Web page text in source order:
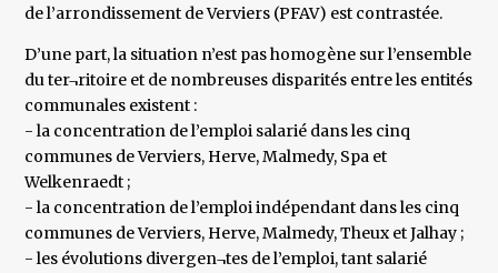
de l’arrondissement de Verviers (PFAV) est contrastée.
D’une part, la situation n’est pas homogène sur l’ensemble
du ter¬ritoire et de nombreuses disparités entre les entités
communales existent :
- la concentration de l’emploi salarié dans les cinq
communes de Verviers, Herve, Malmedy, Spa et
Welkenraedt ;
- la concentration de l’emploi indépendant dans les cinq
communes de Verviers, Herve, Malmedy, Theux et Jalhay ;
- les évolutions divergen¬tes de l’emploi, tant salarié